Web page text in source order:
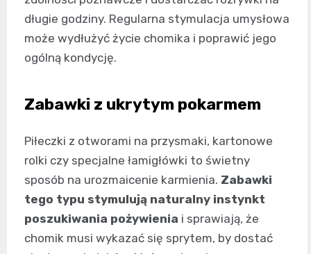
długie godziny. Regularna stymulacja umysłowa
może wydłużyć życie chomika i poprawić jego
ogólną kondycję.
Zabawki z ukrytym pokarmem
Piłeczki z otworami na przysmaki, kartonowe
rolki czy specjalne łamigłówki to świetny
sposób na urozmaicenie karmienia. Zabawki
tego typu stymulują naturalny instynkt
poszukiwania pożywienia i sprawiają, że
chomik musi wykazać się sprytem, by dostać